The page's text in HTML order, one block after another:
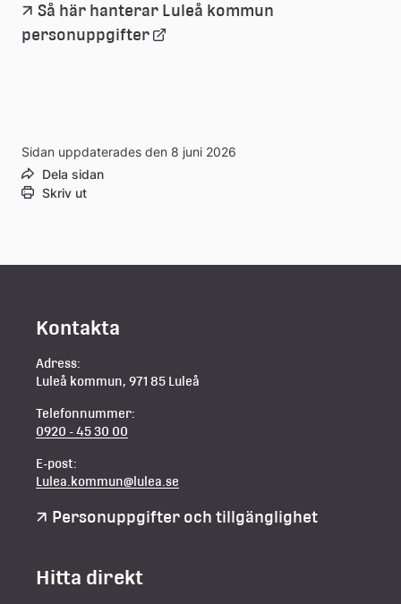
Så här hanterar Luleå kommun
personuppgifterLänk
webbplats
Sidan uppdaterades den 8 juni 2026
Dela sidan
Skriv ut
Kontakta
Adress:
Luleå kommun, 971 85 Luleå
Telefonnummer:
0920 - 45 30 00
E-post:
Lulea.kommun@lulea.se
Personuppgifter och tillgänglighet
Hitta direkt